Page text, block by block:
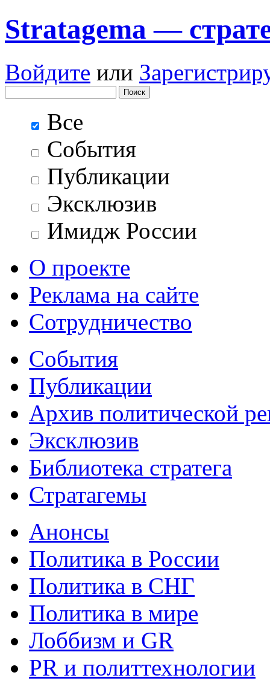
Stratagema —
Войдите или
Все
События
Публикации
Эксклюзив
Имидж России
О проекте
Реклама на сайте
Сотрудничество
События
Публикации
Архив политической
Эксклюзив
Библиотека стратега
Стратагемы
Анонсы
Политика в России
Политика в СНГ
Политика в мире
Лоббизм и GR
PR и политтехнологии